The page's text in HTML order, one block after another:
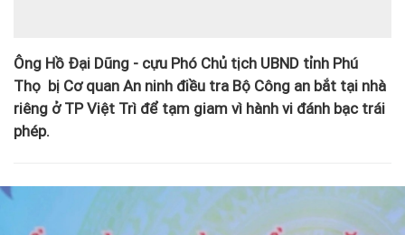
Ông Hồ Đại Dũng - cựu Phó Chủ tịch UBND tỉnh Phú
Thọ bị Cơ quan An ninh điều tra Bộ Công an bắt tại nhà
riêng ở TP Việt Trì để tạm giam vì hành vi đánh bạc trái
phép.